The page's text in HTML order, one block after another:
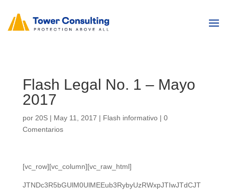
Flash Legal No. 1 – Mayo
2017
por 20S| May 11, 2017 | Flash informativo| 0
Comentarios
[vc_row][vc_column][vc_raw_html]
JTNDc3R5bGUlM0UlMEEub3RybyUzRWxpJTIwJTdCJT